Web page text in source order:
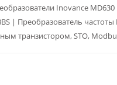
Inovance MD630
| Преобразователь частоты
транзистором, STO,